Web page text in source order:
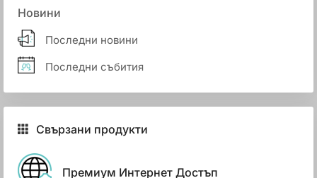
Новини
Последни новини
Последни събития
Свързани продукти
Премиум Интернет Достъп